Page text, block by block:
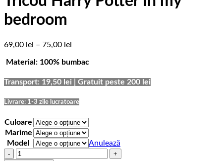
bedroom
69,00 lei – 75,00 lei
prețuri:
până
75,00 lei
Material: 100% bumbac
Transport: 19,50 lei | Gratuit peste 200 lei
Livrare: 1-3 zile lucratoare
Culoare
Marime
Model
Anulează
Cantitate